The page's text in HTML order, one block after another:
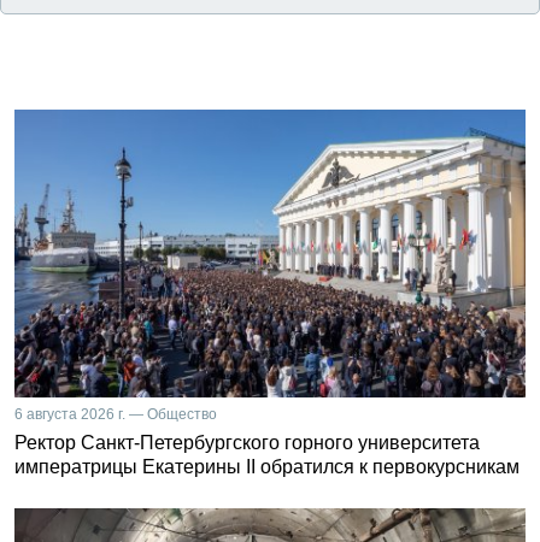
6 августа 2026 г. — Общество
Ректор Санкт-Петербургского горного университета
императрицы Екатерины II обратился к первокурсникам